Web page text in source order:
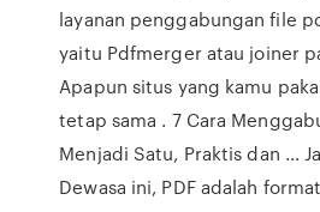
layanan penggabungan file
yaitu Pdfmerger atau joiner
Apapun situs yang kamu
tetap sama . 7 Cara
Menjadi Satu, Praktis dan ...
Dewasa ini, PDF adalah